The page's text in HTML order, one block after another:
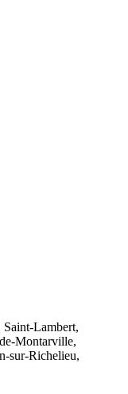
Saint-Lambert,
Montarville,
sur-Richelieu,